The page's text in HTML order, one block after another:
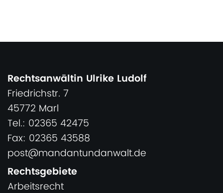
Rechtsanwältin Ulrike Ludolf
Friedrichstr. 7
45772 Marl
Tel.: 02365 42475
Fax: 02365 43588
post@mandantundanwalt.de
Rechtsgebiete
Arbeitsrecht